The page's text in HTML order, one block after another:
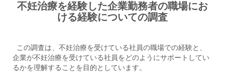
不妊治療を経験した企業勤務者の職場にお
ける経験についての調査
この調査は、不妊治療を受けている社員の職場での経験と、
企業が不妊治療を受けている社員をどのようにサポートしてい
るかを理解することを目的としています。